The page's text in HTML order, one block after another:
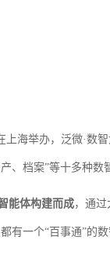
上海举办，泛微·数
、档案”等十多种数
能体构建而成，通
有一个“百事通”的